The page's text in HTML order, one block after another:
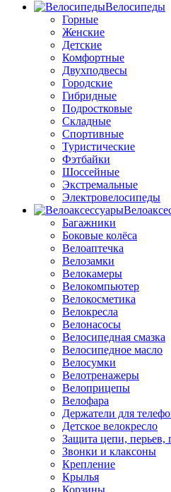
Велосипеды
Горные
Женские
Детские
Комфортные
Двухподвесы
Городские
Гибридные
Подростковые
Складные
Спортивные
Туристические
Фэтбайки
Шоссейные
Экстремальные
Электровелосипеды
Багажники
Боковые колёса
Велоаптечка
Велозамки
Велокамеры
Велокомпьютер
Велокосметика
Велокресла
Велонасосы
Велосипедная смазка
Велосипедное масло
Велосумки
Велотренажеры
Велоприцепы
Велофара
Держатели для
Детское велокресло
Защита цепи, перьев,
Звонки и клаксоны
Крепление
Крылья
Корзины